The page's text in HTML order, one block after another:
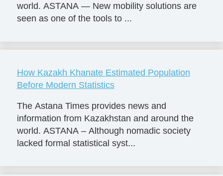
world. ASTANA — New mobility solutions are
seen as one of the tools to ...
How Kazakh Khanate Estimated Population
Before Modern Statistics
The Astana Times provides news and
information from Kazakhstan and around the
world. ASTANA – Although nomadic society
lacked formal statistical syst...